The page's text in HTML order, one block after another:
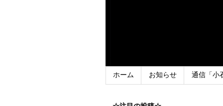
ホーム お知らせ 通信「小